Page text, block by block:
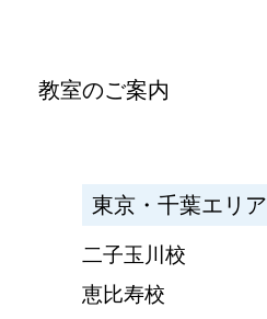
教室のご案内
東京・千葉エリア
二子玉川校
恵比寿校